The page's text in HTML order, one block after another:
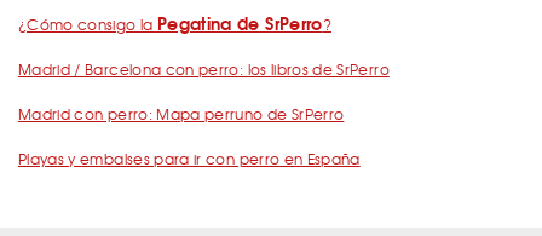
¿Cómo consigo la Pegatina de SrPerro?
Madrid / Barcelona con perro: los libros de SrPerro
Madrid con perro: Mapa perruno de SrPerro
Playas y embalses para ir con perro en España